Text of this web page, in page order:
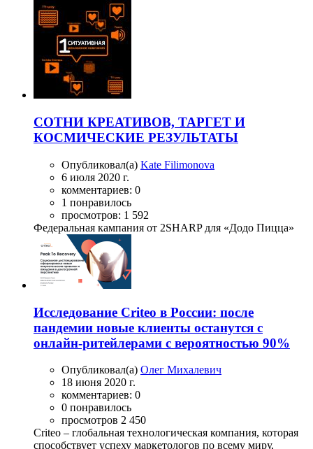
СОТНИ КРЕАТИВОВ, ТАРГЕТ И
КОСМИЧЕСКИЕ РЕЗУЛЬТАТЫ
Опубликовал(а) Kate Filimonova
6 июля 2020 г.
комментариев: 0
1 понравилось
просмотров: 1 592
Федеральная кампания от 2SHARP для «Додо Пицца»
Исследование Criteo в России: после
пандемии новые клиенты останутся с
онлайн-ритейлерами с вероятностью 90%
Опубликовал(а) Олег Михалевич
18 июня 2020 г.
комментариев: 0
0 понравилось
просмотров 2 450
Criteo – глобальная технологическая компания, которая
способствует успеху маркетологов по всему миру,